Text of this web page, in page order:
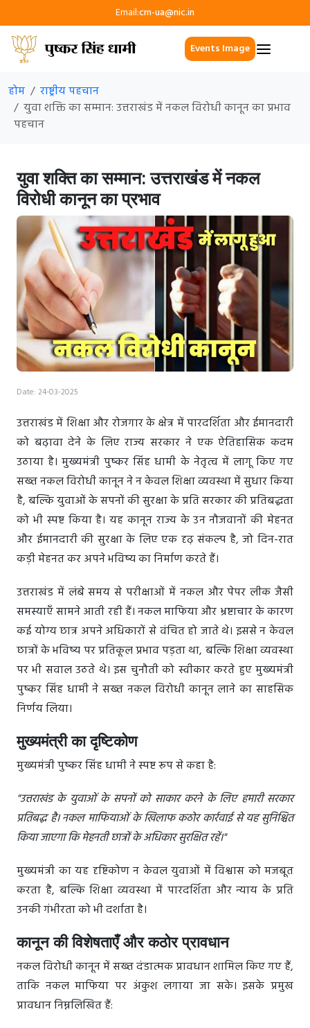
Email:cm-ua@nic.in
Events Image
होम
राष्ट्रीय पहचान
युवा शक्ति का सम्मान: उत्तराखंड में नकल विरोधी कानून का प्रभाव
पहचान
युवा शक्ति का सम्मान: उत्तराखंड में नकल
विरोधी कानून का प्रभाव
Date: 24-03-2025
उत्तराखंड में शिक्षा और रोजगार के क्षेत्र में पारदर्शिता और ईमानदारी
को बढ़ावा देने के लिए राज्य सरकार ने एक ऐतिहासिक कदम
उठाया है। मुख्यमंत्री पुष्कर सिंह धामी के नेतृत्व में लागू किए गए
सख्त नकल विरोधी कानून ने न केवल शिक्षा व्यवस्था में सुधार किया
है, बल्कि युवाओं के सपनों की सुरक्षा के प्रति सरकार की प्रतिबद्धता
को भी स्पष्ट किया है। यह कानून राज्य के उन नौजवानों की मेहनत
और ईमानदारी की सुरक्षा के लिए एक दृढ़ संकल्प है, जो दिन-रात
कड़ी मेहनत कर अपने भविष्य का निर्माण करते हैं।
उत्तराखंड में लंबे समय से परीक्षाओं में नकल और पेपर लीक जैसी
समस्याएँ सामने आती रही हैं। नकल माफिया और भ्रष्टाचार के कारण
कई योग्य छात्र अपने अधिकारों से वंचित हो जाते थे। इससे न केवल
छात्रों के भविष्य पर प्रतिकूल प्रभाव पड़ता था, बल्कि शिक्षा व्यवस्था
पर भी सवाल उठते थे। इस चुनौती को स्वीकार करते हुए मुख्यमंत्री
पुष्कर सिंह धामी ने सख्त नकल विरोधी कानून लाने का साहसिक
निर्णय लिया।
मुख्यमंत्री का दृष्टिकोण
मुख्यमंत्री पुष्कर सिंह धामी ने स्पष्ट रूप से कहा है:
"उत्तराखंड के युवाओं के सपनों को साकार करने के लिए हमारी सरकार
प्रतिबद्ध है। नकल माफियाओं के खिलाफ कठोर कार्रवाई से यह सुनिश्चित
किया जाएगा कि मेहनती छात्रों के अधिकार सुरक्षित रहें।"
मुख्यमंत्री का यह दृष्टिकोण न केवल युवाओं में विश्वास को मजबूत
करता है, बल्कि शिक्षा व्यवस्था में पारदर्शिता और न्याय के प्रति
उनकी गंभीरता को भी दर्शाता है।
कानून की विशेषताएँ और कठोर प्रावधान
नकल विरोधी कानून में सख्त दंडात्मक प्रावधान शामिल किए गए हैं,
ताकि नकल माफिया पर अंकुश लगाया जा सके। इसके प्रमुख
प्रावधान निम्नलिखित हैं: